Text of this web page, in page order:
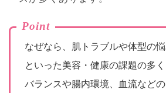
Point
なぜなら、肌トラブルや体型の
といった美容・健康の課題の多
バランスや腸内環境、血流など